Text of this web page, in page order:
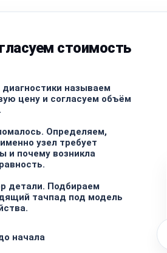
стоимость
диагностики называем
цену и согласуем объём
Определяем,
узел требует
и почему возникла
детали. Подбираем
тачпад под модель
начала